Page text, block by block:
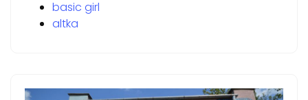
basic girl
altka